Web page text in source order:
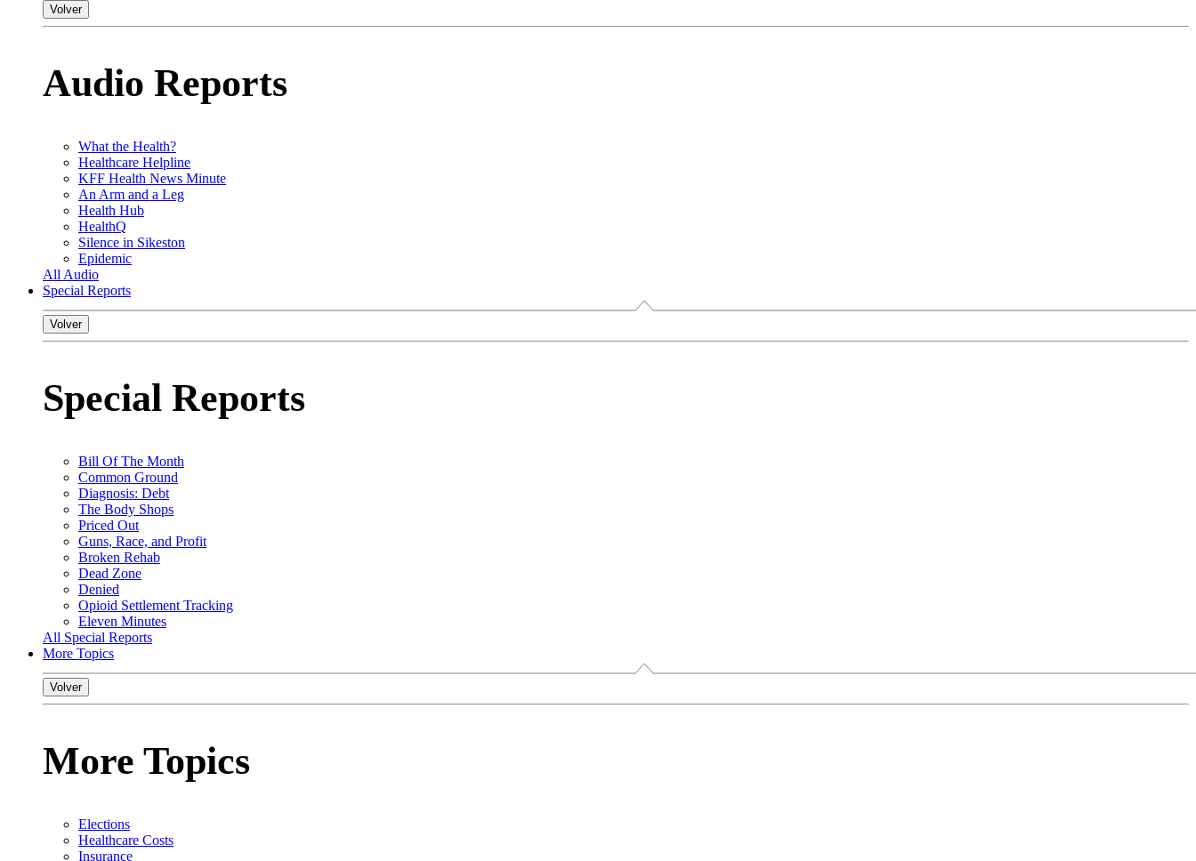
Volver
Audio Reports
What the Health?
Healthcare Helpline
KFF Health News Minute
An Arm and a Leg
Health Hub
HealthQ
Silence in Sikeston
Epidemic
All Audio
Special Reports
Volver
Special Reports
Bill Of The Month
Common Ground
Diagnosis: Debt
The Body Shops
Priced Out
Guns, Race, and Profit
Broken Rehab
Dead Zone
Denied
Opioid Settlement Tracking
Eleven Minutes
All Special Reports
More Topics
Volver
More Topics
Elections
Healthcare Costs
Insurance